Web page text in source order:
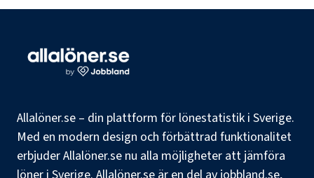
Allalöner.se – din plattform för lönestatistik i Sverige.
Med en modern design och förbättrad funktionalitet
erbjuder Allalöner.se nu alla möjligheter att jämföra